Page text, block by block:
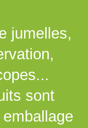
jumelles,
sont